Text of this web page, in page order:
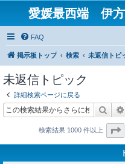
愛媛最西端 伊方
FAQ
掲示板トップ 検索 未返信トピ
未返信トピック
詳細検索ページに戻る
検索
検索結果 1000 件以上